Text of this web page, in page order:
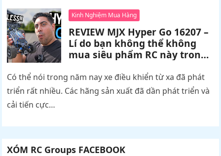
Kinh Nghiệm Mua Hàng
REVIEW MJX Hyper Go 16207 –
Lí do bạn không thể không
mua siêu phẩm RC này trong
Có thể nói trong năm nay xe điều khiển từ xa đã phát
triển rất nhiều. Các hãng sản xuất đã dần phát triển và
cải tiến cực…
XÓM RC Groups FACEBOOK